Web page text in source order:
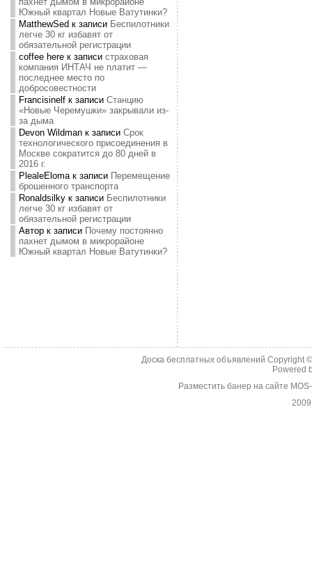
Южный квартал Новые Ватутинки?
MatthewSed к записи Беспилотники
легче 30 кг избавят от
обязательной регистрации
coffee hereк записи страховая
компания ИНТАЧ не платит —
последнее место по
добросовестности
Francisinelfк записи Станцию
«Новые Черемушки» закрывали из-
за дыма
Devon Wildmanк записи Срок
технологического присоединения в
Москве сократится до 80 дней в
2016 г.
PlealeElomaк записи Перемещение
брошенного транспорта
Ronaldsilkyк записи Беспилотники
легче 30 кг избавят от
обязательной регистрации
Авторк записи Почему постоянно
пахнет дымом в микрорайоне
Южный квартал Новые Ватутинки?
Доска бесплатных объявлений Copyright
Powered
Разместить банер на сайте